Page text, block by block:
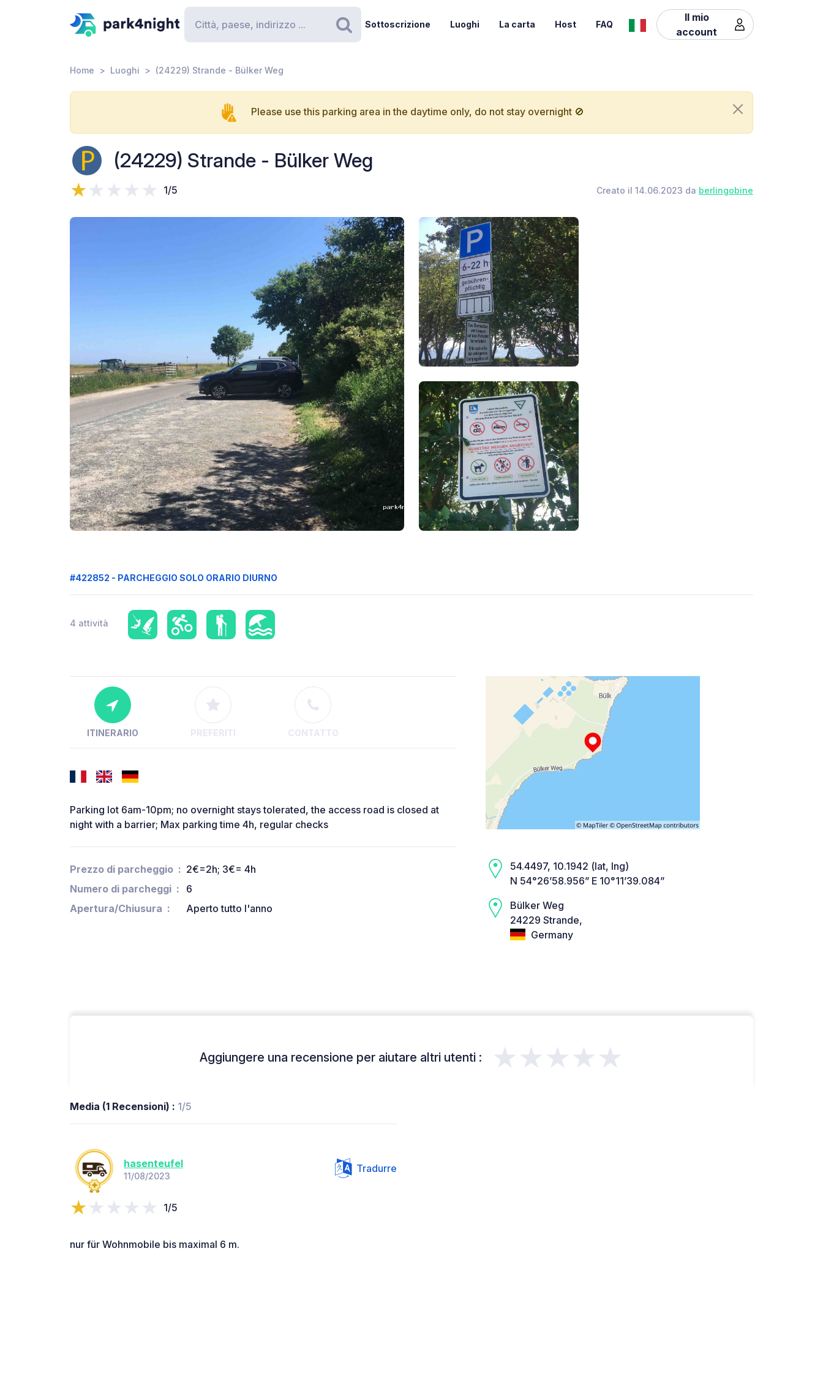
Ricerca
Sottoscrizione Luoghi La carta Host FAQ
Il mio
account
Home Luoghi (24229) Strande - Bülker Weg
Please use this parking area in the daytime only, do not stay overnight 🚫
(24229) Strande - Bülker Weg
1/5 Creato il 14.06.2023 da berlingobine
#422852 - PARCHEGGIO SOLO ORARIO DIURNO
4 attività
ITINERARIO PREFERITI CONTATTO
Parking lot 6am-10pm; no overnight stays tolerated, the access road is closed at
night with a barrier; Max parking time 4h, regular checks
Prezzo di parcheggio
2€=2h; 3€= 4h
Numero di parcheggi
6
Apertura/Chiusura
Aperto tutto l'anno
54.4497, 10.1942 (lat, lng)
N 54°26’58.956” E 10°11’39.084”
Bülker Weg
24229 Strande,
Germany
Aggiungere una recensione per aiutare altri utenti : ★★★★★
Media (1 Recensioni) : 1/5
hasenteufel
11/08/2023
Tradurre
1/5
nur für Wohnmobile bis maximal 6 m.